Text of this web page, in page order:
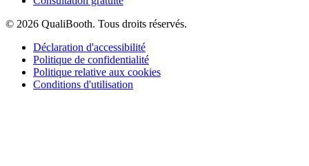
© 2026 QualiBooth. Tous droits réservés.
Déclaration d'accessibilité
Politique de confidentialité
Politique relative aux cookies
Conditions d'utilisation